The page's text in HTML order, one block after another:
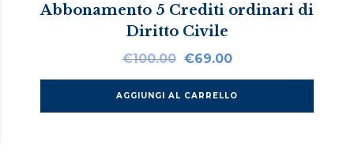
Abbonamento 5 Crediti ordinari di
Diritto Civile
€100.00 Il
originale
era:
€69.00Il
attuale
è:
AGGIUNGI AL CARRELLO